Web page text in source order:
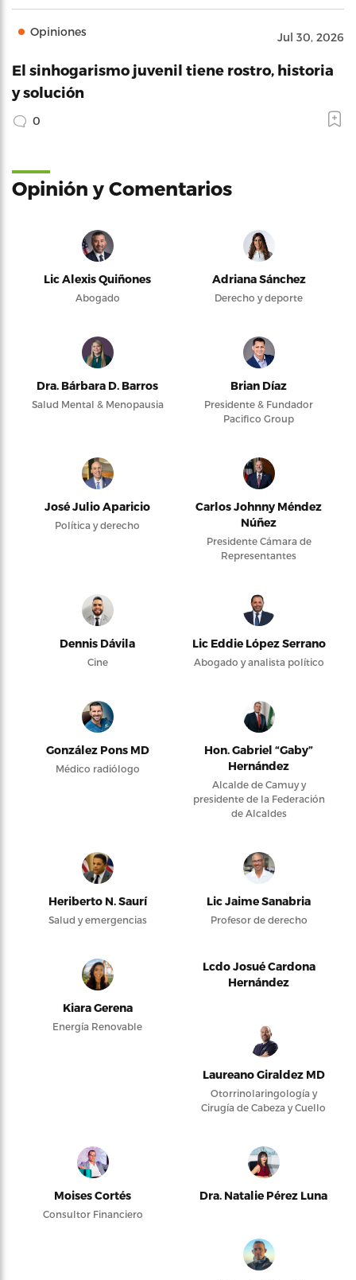
Opiniones Jul 30, 2026
El sinhogarismo juvenil tiene rostro, historia
y solución
0
Opinión y Comentarios
Lic Alexis Quiñones
Abogado
Adriana Sánchez
Derecho y deporte
Dra. Bárbara D. Barros
Salud Mental & Menopausia
Brian Díaz
Presidente & Fundador
Pacifico Group
José Julio Aparicio
Política y derecho
Carlos Johnny Méndez
Núñez
Presidente Cámara de
Representantes
Dennis Dávila
Cine
Lic Eddie López Serrano
Abogado y analista político
González Pons MD
Médico radiólogo
Hon. Gabriel “Gaby”
Hernández
Alcalde de Camuy y
presidente de la Federación
de Alcaldes
Heriberto N. Saurí
Salud y emergencias
Lic Jaime Sanabria
Profesor de derecho
Kiara Gerena
Energía Renovable
Lcdo Josué Cardona
Hernández
Laureano Giraldez MD
Otorrinolaringología y
Cirugía de Cabeza y Cuello
Moises Cortés
Consultor Financiero
Dra. Natalie Pérez Luna